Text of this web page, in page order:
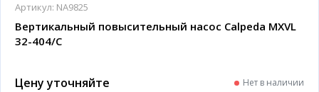
Артикул: NA9825
Вертикальный повысительный насос Calpeda MXVL
32-404/C
Цену уточняйте Нет в наличии